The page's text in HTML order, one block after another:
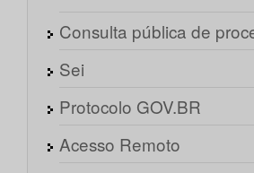
Consulta pública de
Sei
Protocolo GOV.BR
Acesso Remoto